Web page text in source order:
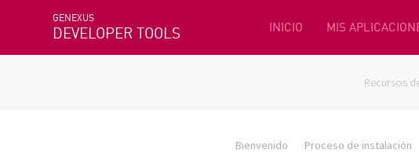
GENEXUS
DEVELOPER TOOLS INICIO MIS
Recursos
Bienvenido Proceso de instalación